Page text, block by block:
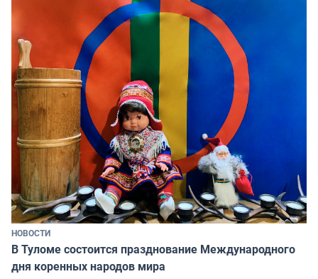
НОВОСТИ
В Туломе состоится празднование Международного
дня коренных народов мира